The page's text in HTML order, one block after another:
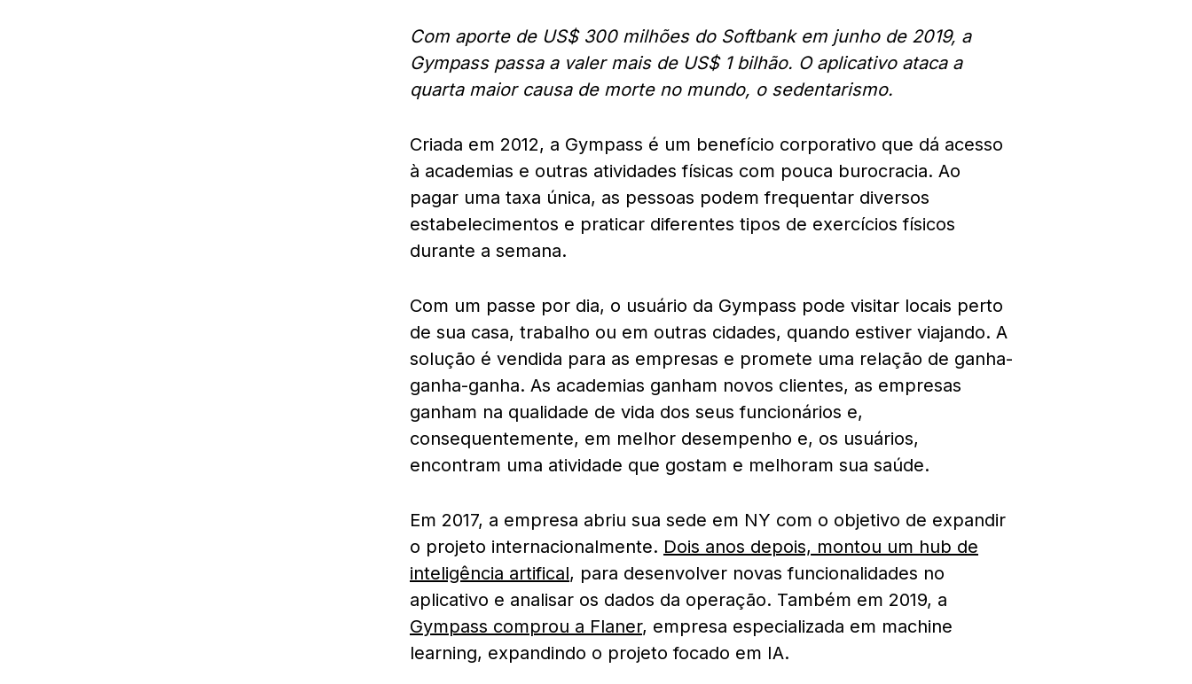
Com aporte de US$ 300 milhões do Softbank em junho de 2019, a
Gympass passa a valer mais de US$ 1 bilhão. O aplicativo ataca a
quarta maior causa de morte no mundo, o sedentarismo.
Criada em 2012, a Gympass é um benefício corporativo que dá acesso
à academias e outras atividades físicas com pouca burocracia. Ao
pagar uma taxa única, as pessoas podem frequentar diversos
estabelecimentos e praticar diferentes tipos de exercícios físicos
durante a semana.
Com um passe por dia, o usuário da Gympass pode visitar locais perto
de sua casa, trabalho ou em outras cidades, quando estiver viajando. A
solução é vendida para as empresas e promete uma relação de ganha-
ganha-ganha. As academias ganham novos clientes, as empresas
ganham na qualidade de vida dos seus funcionários e,
consequentemente, em melhor desempenho e, os usuários,
encontram uma atividade que gostam e melhoram sua saúde.
Em 2017, a empresa abriu sua sede em NY com o objetivo de expandir
o projeto internacionalmente. Dois anos depois, montou um hub de
inteligência artifical, para desenvolver novas funcionalidades no
aplicativo e analisar os dados da operação. Também em 2019, a
Gympass comprou a Flaner, empresa especializada em machine
learning, expandindo o projeto focado em IA.